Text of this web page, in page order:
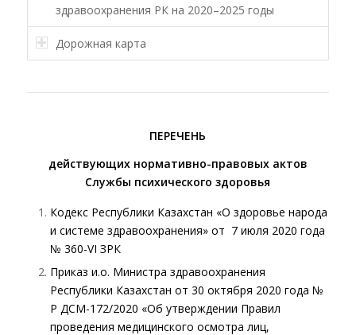
здравоохранения РК на 2020–2025 годы
Дорожная карта
ПЕРЕЧЕНЬ
действующих нормативно-правовых актов
Службы психического здоровья
Кодекс Республики Казахстан «О здоровье народа
и системе здравоохранения» от 7 июля 2020 года
№ 360-VI ЗРК
Приказ и.о. Министра здравоохранения
Республики Казахстан от 30 октября 2020 года №
ҚР ДСМ-172/2020 «Об утверждении Правил
проведения медицинского осмотра лиц,